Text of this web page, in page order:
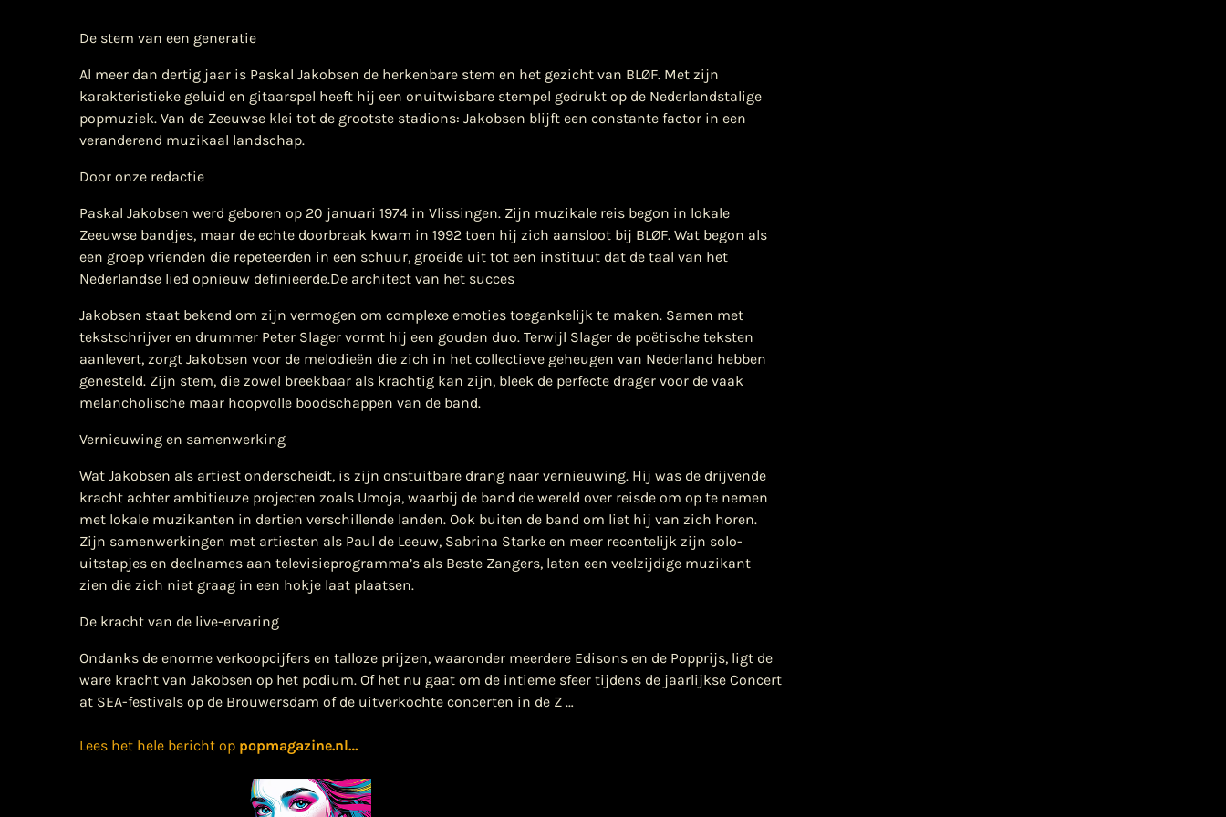
De stem van een generatie
Al meer dan dertig jaar is Paskal Jakobsen de herkenbare stem en het gezicht van BLØF. Met zijn
karakteristieke geluid en gitaarspel heeft hij een onuitwisbare stempel gedrukt op de Nederlandstalige
popmuziek. Van de Zeeuwse klei tot de grootste stadions: Jakobsen blijft een constante factor in een
veranderend muzikaal landschap.
Door onze redactie
Paskal Jakobsen werd geboren op 20 januari 1974 in Vlissingen. Zijn muzikale reis begon in lokale
Zeeuwse bandjes, maar de echte doorbraak kwam in 1992 toen hij zich aansloot bij BLØF. Wat begon als
een groep vrienden die repeteerden in een schuur, groeide uit tot een instituut dat de taal van het
Nederlandse lied opnieuw definieerde.De architect van het succes
Jakobsen staat bekend om zijn vermogen om complexe emoties toegankelijk te maken. Samen met
tekstschrijver en drummer Peter Slager vormt hij een gouden duo. Terwijl Slager de poëtische teksten
aanlevert, zorgt Jakobsen voor de melodieën die zich in het collectieve geheugen van Nederland hebben
genesteld. Zijn stem, die zowel breekbaar als krachtig kan zijn, bleek de perfecte drager voor de vaak
melancholische maar hoopvolle boodschappen van de band.
Vernieuwing en samenwerking
Wat Jakobsen als artiest onderscheidt, is zijn onstuitbare drang naar vernieuwing. Hij was de drijvende
kracht achter ambitieuze projecten zoals Umoja, waarbij de band de wereld over reisde om op te nemen
met lokale muzikanten in dertien verschillende landen. Ook buiten de band om liet hij van zich horen.
Zijn samenwerkingen met artiesten als Paul de Leeuw, Sabrina Starke en meer recentelijk zijn solo-
uitstapjes en deelnames aan televisieprogramma’s als Beste Zangers, laten een veelzijdige muzikant
zien die zich niet graag in een hokje laat plaatsen.
De kracht van de live-ervaring
Ondanks de enorme verkoopcijfers en talloze prijzen, waaronder meerdere Edisons en de Popprijs, ligt de
ware kracht van Jakobsen op het podium. Of het nu gaat om de intieme sfeer tijdens de jaarlijkse Concert
at SEA-festivals op de Brouwersdam of de uitverkochte concerten in de Z …
Lees het hele bericht op popmagazine.nl…